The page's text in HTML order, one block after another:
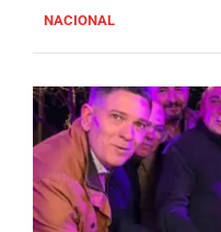
NACIONAL